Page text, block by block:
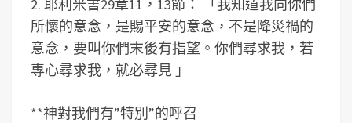
2. 耶利米書29章11，13節： 「我知道我向你們
所懷的意念，是賜平安的意念，不是降災禍的
意念，要叫你們末後有指望。你們尋求我，若
專心尋求我，就必尋見 」
**神對我們有”特別”的呼召